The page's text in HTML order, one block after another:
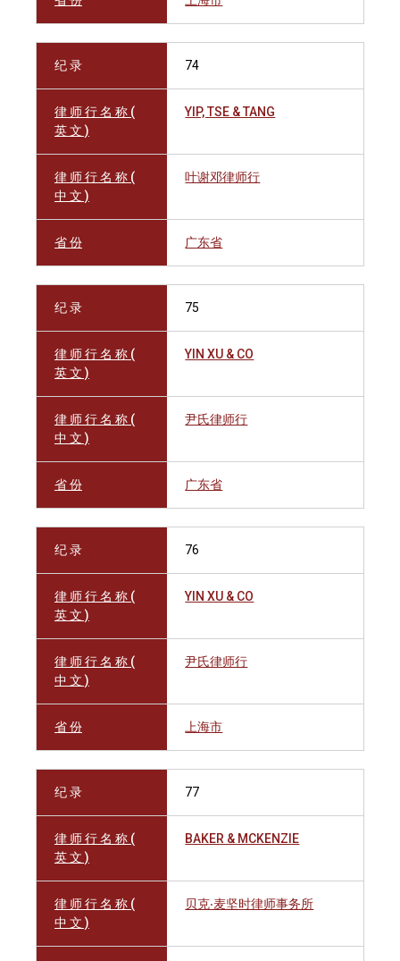
纪 录 74
律 师 行 名 称 (
英 文 )
YIP, TSE & TANG
律 师 行 名 称 (
中 文 )
叶谢邓律师行
省 份 广东省
纪 录 75
律 师 行 名 称 (
英 文 )
YIN XU & CO
律 师 行 名 称 (
中 文 )
尹氏律师行
省 份 广东省
纪 录 76
律 师 行 名 称 (
英 文 )
YIN XU & CO
律 师 行 名 称 (
中 文 )
尹氏律师行
省 份 上海市
纪 录 77
律 师 行 名 称 (
英 文 )
BAKER & MCKENZIE
律 师 行 名 称 (
中 文 )
贝克‧麦坚时律师事务所